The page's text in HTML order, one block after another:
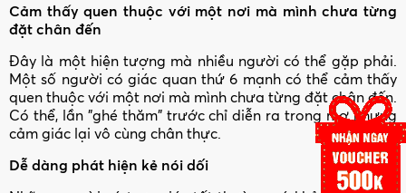
Cảm thấy quen thuộc với một nơi mà mình chưa từng
đặt chân đến
Đây là một hiện tượng mà nhiều người có thể gặp phải.
Một số người có giác quan thứ 6 mạnh có thể cảm thấy
quen thuộc với một nơi mà mình chưa từng đặt chân đến.
Có thể, lần "ghé thăm" trước chỉ diễn ra trong mơ nhưng
cảm giác lại vô cùng chân thực.
Dễ dàng phát hiện kẻ nói dối